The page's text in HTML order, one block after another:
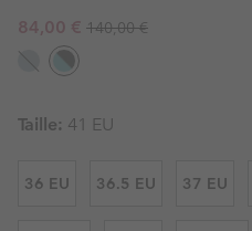
Sale price:
84,00 € Regular price:
140,00 €
Taille: 41 EU
36 EU 36.5 EU 37 EU